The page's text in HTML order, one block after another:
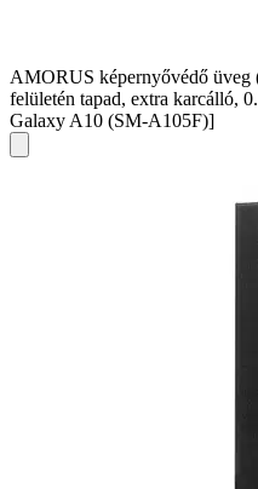
AMORUS képernyővédő
felületén tapad, extra karcálló,
Galaxy A10 (SM-A105F)]